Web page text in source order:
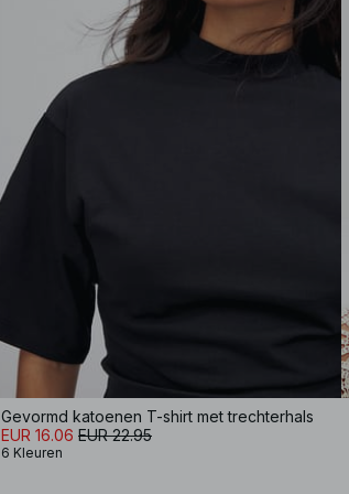
Gevormd katoenen T-shirt met trechterhals
EUR 16.06 EUR 22.95
6 Kleuren